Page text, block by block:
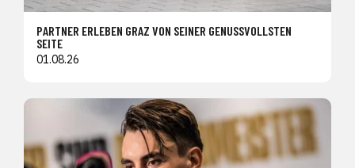
PARTNER ERLEBEN GRAZ VON SEINER GENUSSVOLLSTEN
SEITE
01.08.26